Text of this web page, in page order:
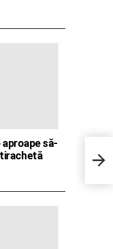
să-